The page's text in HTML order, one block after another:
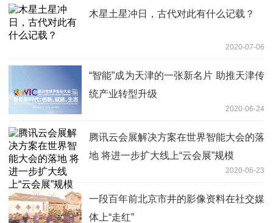
木星土星冲日，古代对此有什么记载？
2020-07-06
“智能”成为天津的一张新名片 助推天津传
统产业转型升级
2020-06-24
腾讯云会展解决方案在世界智能大会的落
地 将进一步扩大线上“云会展”规模
2020-06-23
一段百年前北京市井的影像资料在社交媒
体上“走红”